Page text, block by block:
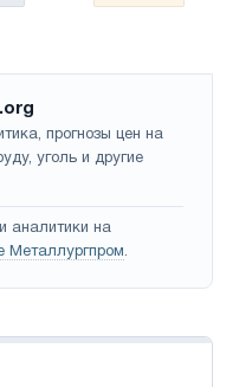
прогнозы цен на
уголь и другие
аналитики на
Металлургпром.